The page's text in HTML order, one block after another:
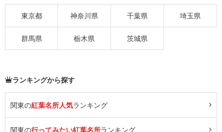
東京都 神奈川県 千葉県 埼玉県
群馬県 栃木県 茨城県
ランキングから探す
関東の紅葉名所人気ランキング
関東の行ってみたい紅葉名所ランキング